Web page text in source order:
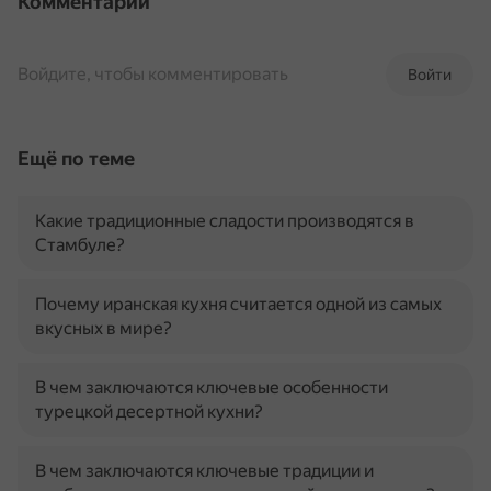
Войти
Войдите, чтобы комментировать
Ещё по теме
Какие традиционные сладости производятся в
Стамбуле?
Почему иранская кухня считается одной из самых
вкусных в мире?
В чем заключаются ключевые особенности
турецкой десертной кухни?
В чем заключаются ключевые традиции и